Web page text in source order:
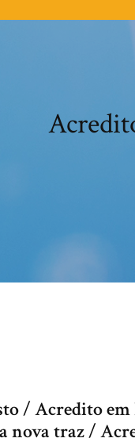
/ Acredito
nova traz /